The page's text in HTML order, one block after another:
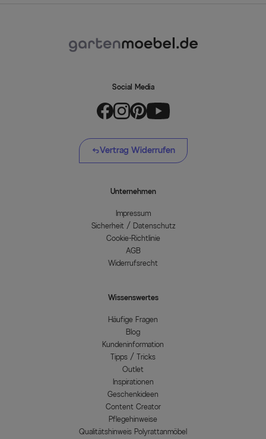
Social Media
Vertrag Widerrufen
Unternehmen
Impressum
Sicherheit / Datenschutz
Cookie-Richtlinie
AGB
Widerrufsrecht
Wissenswertes
Häufige Fragen
Blog
Kundeninformation
Tipps / Tricks
Outlet
Inspirationen
Geschenkideen
Content Creator
Pflegehinweise
Qualitätshinweis Polyrattanmöbel